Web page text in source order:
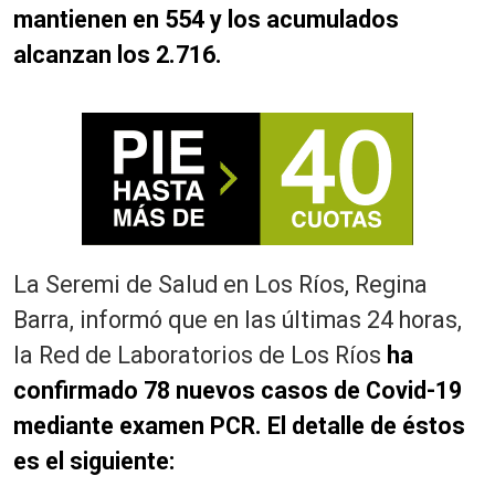
mantienen en 554 y los acumulados
alcanzan los 2.716.
La Seremi de Salud en Los Ríos, Regina
Barra, informó que en las últimas 24 horas,
la Red de Laboratorios de Los Ríos ha
confirmado 78 nuevos casos de Covid-19
mediante examen PCR. El detalle de éstos
es el siguiente: